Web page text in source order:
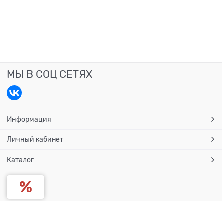
МЫ В СОЦ СЕТЯХ
Информация
Личный кабинет
Каталог